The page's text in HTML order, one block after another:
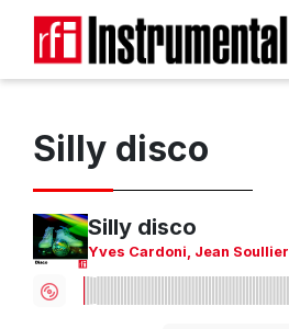
Silly disco
Silly disco
Yves Cardoni, Jean Soullier